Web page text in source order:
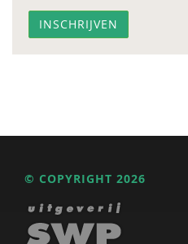
© COPYRIGHT 2026